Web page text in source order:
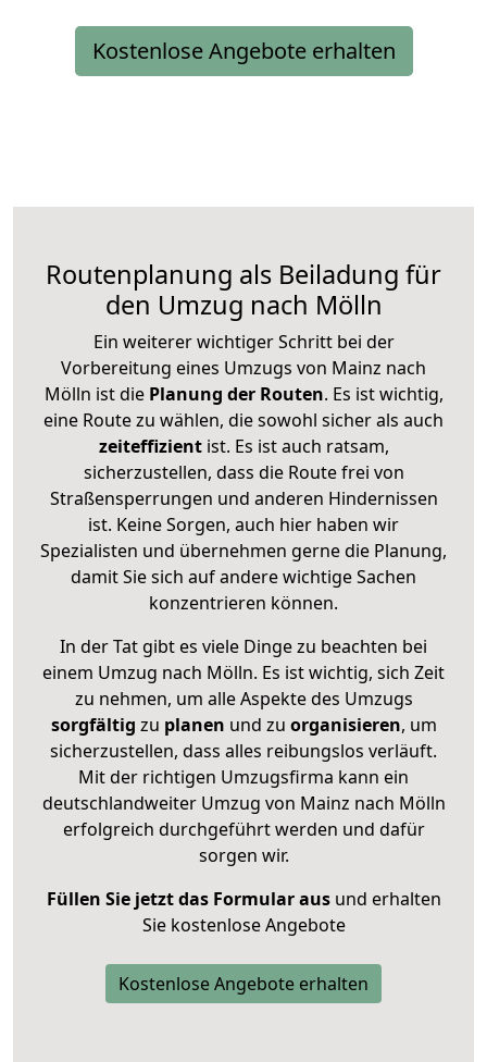
Kostenlose Angebote erhalten
Routenplanung als Beiladung für
den Umzug nach Mölln
Ein weiterer wichtiger Schritt bei der
Vorbereitung eines Umzugs von Mainz nach
Mölln ist diePlanung der Routen. Es ist wichtig,
eine Route zu wählen, die sowohl sicher als auch
zeiteffizientist. Es ist auch ratsam,
sicherzustellen, dass die Route frei von
Straßensperrungen und anderen Hindernissen
ist. Keine Sorgen, auch hier haben wir
Spezialisten und übernehmen gerne die Planung,
damit Sie sich auf andere wichtige Sachen
konzentrieren können.
In der Tat gibt es viele Dinge zu beachten bei
einem Umzug nach Mölln. Es ist wichtig, sich Zeit
zu nehmen, um alle Aspekte des Umzugs
sorgfältig zu planen und zu organisieren, um
sicherzustellen, dass alles reibungslos verläuft.
Mit der richtigen Umzugsfirma kann ein
deutschlandweiter Umzug von Mainz nach Mölln
erfolgreich durchgeführt werden und dafür
sorgen wir.
Füllen Sie jetzt das Formular ausund erhalten
Sie kostenlose Angebote
Kostenlose Angebote erhalten